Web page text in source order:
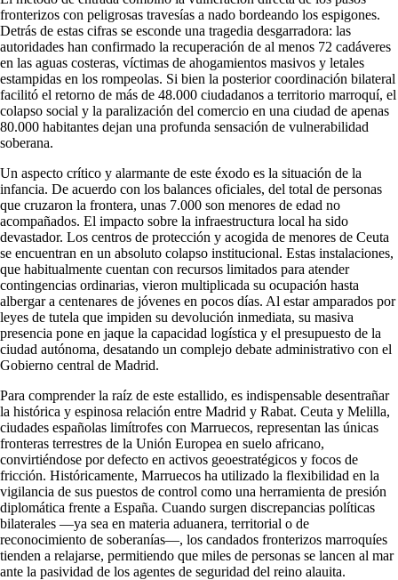
fronterizos con peligrosas travesías a nado bordeando los espigones.
Detrás de estas cifras se esconde una tragedia desgarradora: las
autoridades han confirmado la recuperación de al menos 72 cadáveres
en las aguas costeras, víctimas de ahogamientos masivos y letales
estampidas en los rompeolas. Si bien la posterior coordinación bilateral
facilitó el retorno de más de 48.000 ciudadanos a territorio marroquí, el
colapso social y la paralización del comercio en una ciudad de apenas
80.000 habitantes dejan una profunda sensación de vulnerabilidad
soberana.
Un aspecto crítico y alarmante de este éxodo es la situación de la
infancia. De acuerdo con los balances oficiales, del total de personas
que cruzaron la frontera, unas 7.000 son menores de edad no
acompañados. El impacto sobre la infraestructura local ha sido
devastador. Los centros de protección y acogida de menores de Ceuta
se encuentran en un absoluto colapso institucional. Estas instalaciones,
que habitualmente cuentan con recursos limitados para atender
contingencias ordinarias, vieron multiplicada su ocupación hasta
albergar a centenares de jóvenes en pocos días. Al estar amparados por
leyes de tutela que impiden su devolución inmediata, su masiva
presencia pone en jaque la capacidad logística y el presupuesto de la
ciudad autónoma, desatando un complejo debate administrativo con el
Gobierno central de Madrid.
Para comprender la raíz de este estallido, es indispensable desentrañar
la histórica y espinosa relación entre Madrid y Rabat. Ceuta y Melilla,
ciudades españolas limítrofes con Marruecos, representan las únicas
fronteras terrestres de la Unión Europea en suelo africano,
convirtiéndose por defecto en activos geoestratégicos y focos de
fricción. Históricamente, Marruecos ha utilizado la flexibilidad en la
vigilancia de sus puestos de control como una herramienta de presión
diplomática frente a España. Cuando surgen discrepancias políticas
bilaterales —ya sea en materia aduanera, territorial o de
reconocimiento de soberanías—, los candados fronterizos marroquíes
tienden a relajarse, permitiendo que miles de personas se lancen al mar
ante la pasividad de los agentes de seguridad del reino alauita.